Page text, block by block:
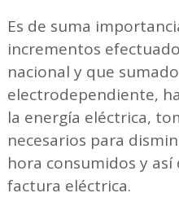
Es de suma
incrementos
nacional y que
electrodependiente,
la energía eléctrica,
necesarios para
hora consumidos y
factura eléctrica.